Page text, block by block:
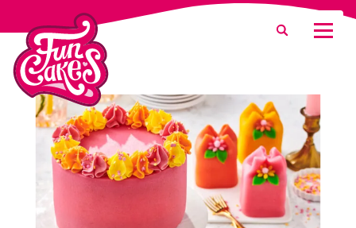
Waar ben je naar op zoek?
Zoeken